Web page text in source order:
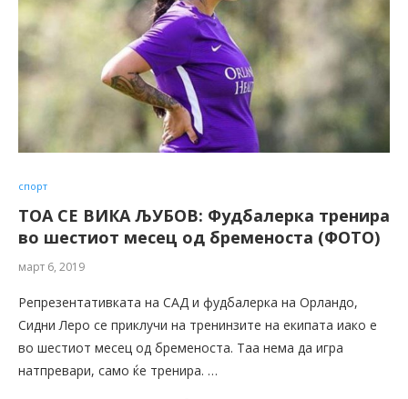
спорт
ТОА СЕ ВИКА ЉУБОВ: Фудбалерка тренира
во шестиот месец од бременоста (ФОТО)
март 6, 2019
Репрезентативката на САД и фудбалерка на Орландо,
Сидни Леро се приклучи на тренинзите на екипата иако е
во шестиот месец од бременоста. Таа нема да игра
натпревари, само ќе тренира. …